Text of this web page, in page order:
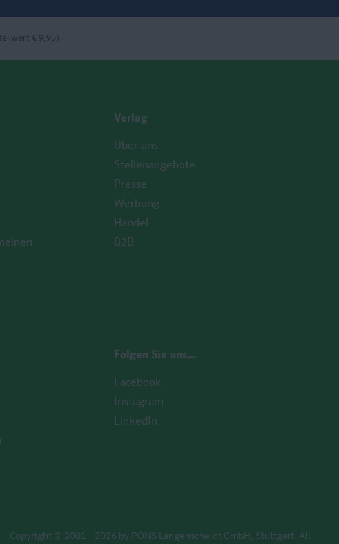
€ 9,95)
Verlag
Über uns
Stellenangebote
Presse
Werbung
Handel
B2B
Folgen Sie uns…
Facebook
Instagram
LinkedIn
Copyright © 2001 - 2026 by PONS Langenscheidt GmbH, Stuttgart. All